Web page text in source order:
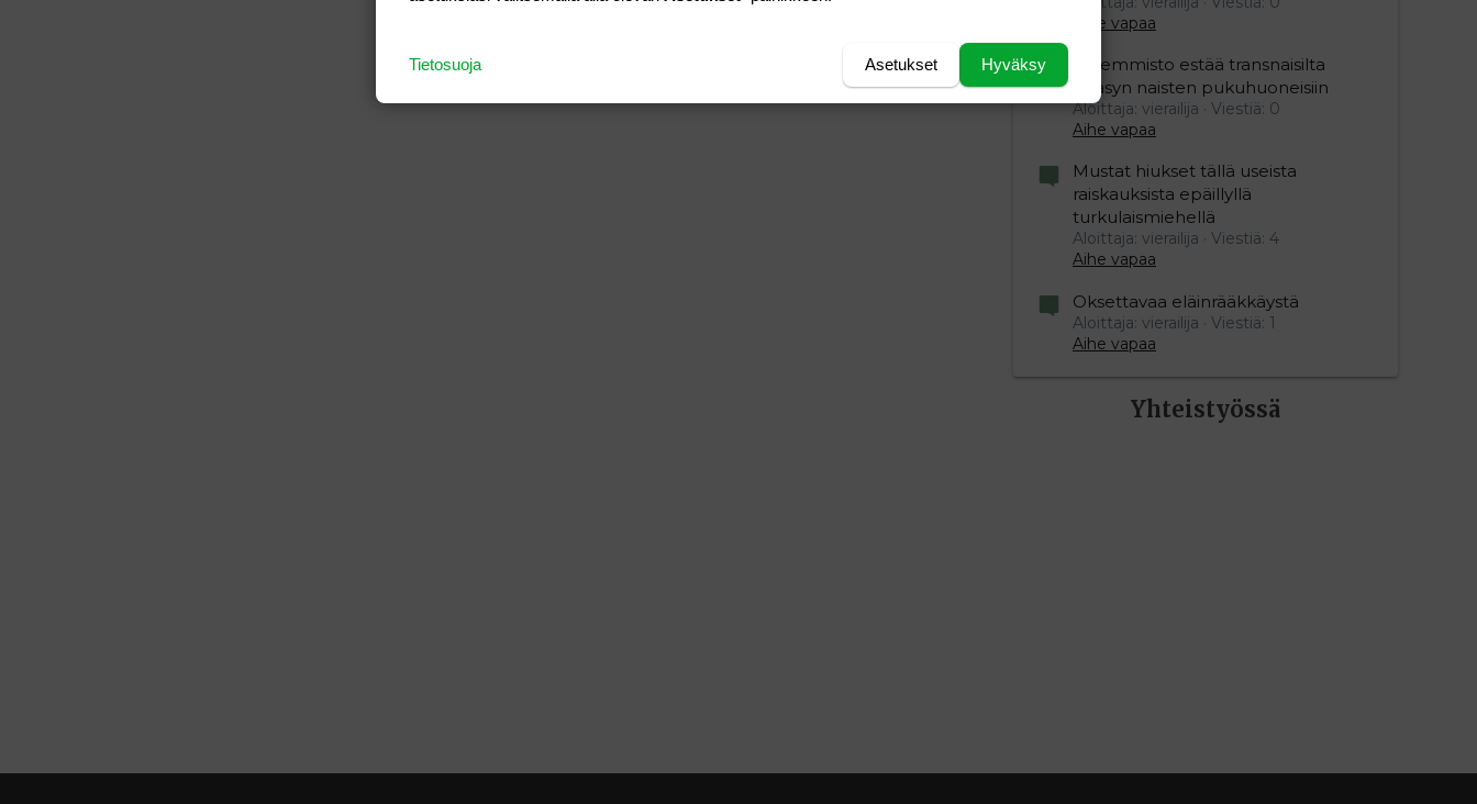
Aihe vapaa
Vasemmisto estää transnaisilta
pääsyn naisten pukuhuoneisiin
Aloittaja: vierailija
Viestiä: 0
Aihe vapaa
Mustat hiukset tällä useista
raiskauksista epäillyllä
turkulaismiehellä
Aloittaja: vierailija
Viestiä: 4
Aihe vapaa
Oksettavaa eläinrääkkäystä
Aloittaja: vierailija
Viestiä: 1
Aihe vapaa
Yhteistyössä
Hyväksy
Asetukset
Tietosuoja